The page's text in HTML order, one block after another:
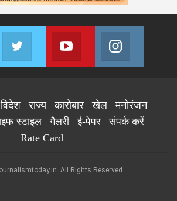
us on Facebook
Twitter
Join us on Twitter
Youtube
Join us on Youtube
विदेश राज्य कारोबार खेल
मनोरंजन
स्टाइल गैलरी ई-पेपर
संपर्क करें
Rate Card
All Rights Reserved.